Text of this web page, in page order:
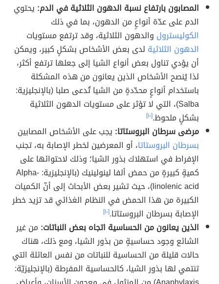
المصابون بارتفاع نسبة الدهون الثلاثية في الدم: يحتوي
الدم على عدّة أنواعٍ من الدهون، بما في ذلك
الكوليسترول والدهون الثلاثية، وقد ترتفع مستويات
الدهون الثلاثية لدى بعض الأشخاص بشكلٍ كبير، ويمكن
أن يؤدي تناول بعض أنواع الشيا إلى جعلها ترتفع أكثر،
لذا يُنصح الأشخاص الذين يعانون من هذه المشكلة
باستخدام أنواعٍ محدّدةٍ من الشيا تُدعى صلبا (بالإنجليزية:
Salba)، التي لا تؤثر على مستويات الدهون الثلاثية
بشكلٍ ملحوظ.[١٠]
مرضى سرطان البروستاتا: يجب على الأشخاص المصابين
بسرطان البروستاتا، أو المعرضين لخطر الإصابة به، تجنب
الإفراط في استهلاك بذور الشيا؛ وذلك لاحتوائها على
كميةٍ كبيرةٍ من حمض ألفا لينولينيك (بالإنجليزية: Alpha-
linolenic acid)، حيث تشير بعض الأبحاث إلى أنّ الكميات
الكبيرة من هذا الحمض في النظام الغذائي قد تزيد خطر
الإصابة بسرطان البروستاتا.[١٠]
الذين يعانون من الحساسية اتجاه بعض النباتات: من غير
الشائع وجود حساسيةٍ من بذور الشيا، ومع ذلك، هناك
حالات قليلة من الحساسية للنباتات من نفس العائلة التي
تنتمي لها بذور الشيا، كالحساسية المفرطة (بالإنجليزيّة: